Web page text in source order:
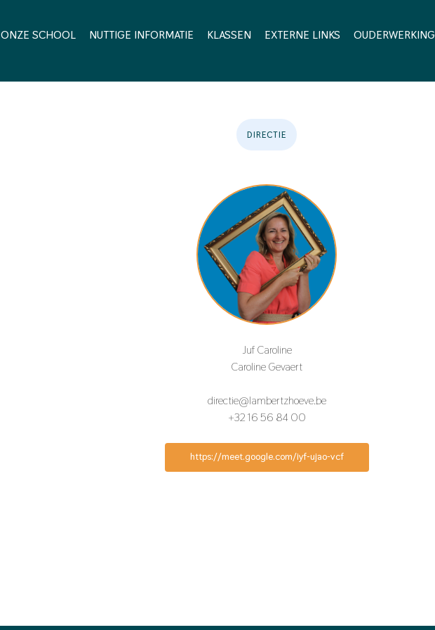
ONZE SCHOOL NUTTIGE INFORMATIE KLASSEN EXTERNE LINKS OUDERWERKING
DIRECTIE
Juf Caroline
Caroline Gevaert
directie@lambertzhoeve.be
+32 16 56 84 00
https://meet.google.com/iyf-ujao-vcf